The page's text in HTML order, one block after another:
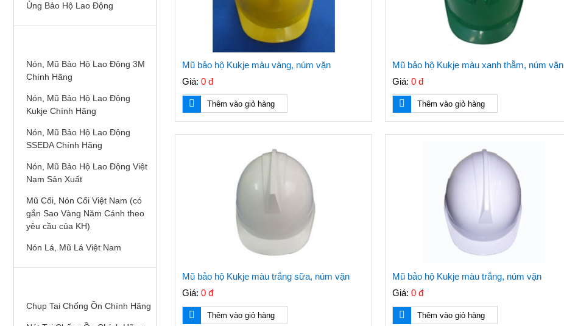
Mũ bảo hộ Kukje màu vàng, núm vặn
Giá: 0 đ
Thêm vào giỏ hàng
Mũ bảo hộ Kukje màu xanh thẫm, núm vặn
Giá: 0 đ
Thêm vào giỏ hàng
Mũ bảo hộ Kukje màu trắng sữa, núm vặn
Giá: 0 đ
Thêm vào giỏ hàng
Mũ bảo hộ Kukje màu trắng, núm vặn
Giá: 0 đ
Thêm vào giỏ hàng
Ủng Bảo Hộ Lao Động
Nón, Mũ Bảo Hộ Lao Động 3M
Chính Hãng
Nón, Mũ Bảo Hộ Lao Động
Kukje Chính Hãng
Nón, Mũ Bảo Hộ Lao Động
SSEDA Chính Hãng
Nón, Mũ Bảo Hộ Lao Động Việt
Nam Sản Xuất
Mũ Cối, Nón Cối Việt Nam (có
gắn Sao Vàng Năm Cánh theo
yêu cầu của KH)
Nón Lá, Mũ Lá Việt Nam
Chụp Tai Chống Ồn Chính Hãng